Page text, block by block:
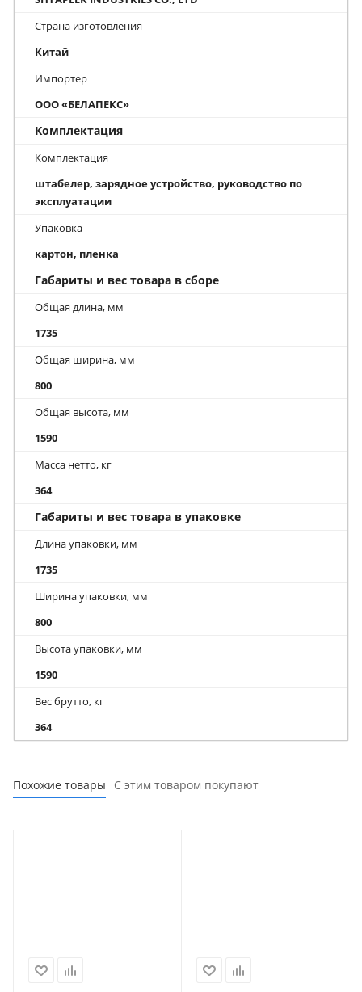
Страна изготовления
Китай
Импортер
ООО «БЕЛАПЕКС»
Комплектация
Комплектация
штабелер, зарядное устройство, руководство по
эксплуатации
Упаковка
картон, пленка
Габариты и вес товара в сборе
Общая длина, мм
1735
Общая ширина, мм
800
Общая высота, мм
1590
Масса нетто, кг
364
Габариты и вес товара в упаковке
Длина упаковки, мм
1735
Ширина упаковки, мм
800
Высота упаковки, мм
1590
Вес брутто, кг
364
Похожие товары С этим товаром покупают